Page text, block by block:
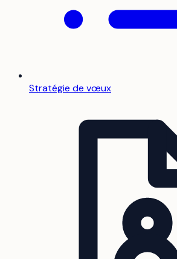
Stratégie de vœux